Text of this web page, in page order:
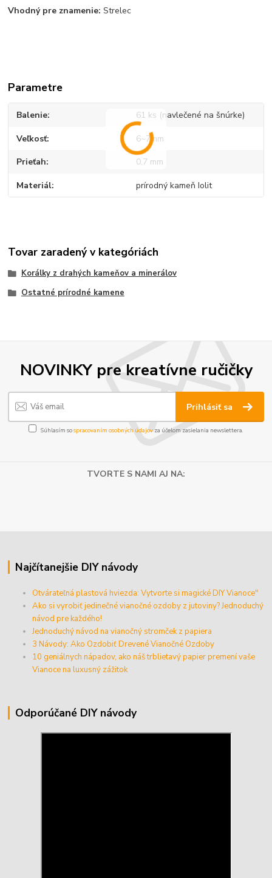
Vhodný pre znamenie: Strelec
Parametre
Balenie 61 ks (navlečené na šnúrke)
Veľkosť 6~7mm
Prieťah 0,7 mm
Materiál prírodný kameň Iolit
Tovar zaradený v kategóriách
Korálky z drahých kameňov a minerálov
Ostatné prírodné kamene
NOVINKY pre kreatívne ručičky
Prihlásiť sa
Súhlasím sospracovaním osobných údajov za účelom zasielania newslettera.
TVORTE S NAMI AJ NA:
Najčítanejšie DIY návody
Otvárateľná plastová hviezda: Vytvorte si magické DIY Vianoce"
Ako si vyrobiť jedinečné vianočné ozdoby z jutoviny? Jednoduchý
návod pre každého!
Jednoduchý návod na vianočný stromček z papiera
3 Návody: Ako Ozdobiť Drevené Vianočné Ozdoby
10 geniálnych nápadov, ako náš trblietavý papier premení vaše
Vianoce na luxusný zážitok
Odporúčané DIY návody